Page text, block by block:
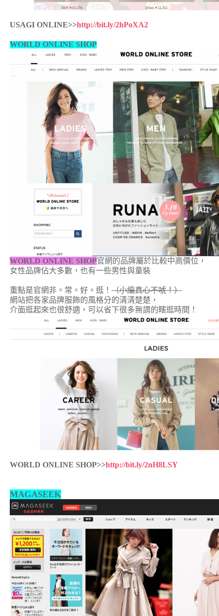
USAGI ONLINE>>http://bit.ly/2hPoXA2
WORLD ONLINE SHOP
WORLD ONLINE SHOP官網的品牌屬於比較中高價位，
女性品牌佔大多數， 也有一些男性與童裝
重點是官網非。常。好。逛！ （小編真心不唬！）
網站把各家品牌服飾的風格分的清清楚楚，
介面逛起來也很舒適，可以省下很多無謂的瞎逛時間！
WORLD ONLINE SHOP>>http://bit.ly/2nH8LSY
MAGASEEK